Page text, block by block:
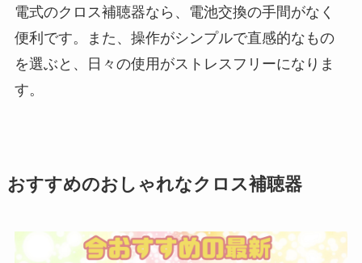
電式のクロス補聴器なら、電池交換の手間がなく
便利です。また、操作がシンプルで直感的なもの
を選ぶと、日々の使用がストレスフリーになりま
す。
おすすめのおしゃれなクロス補聴器